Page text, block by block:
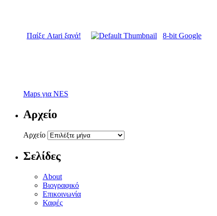
Παίξε Atari ξανά! 8-bit Google
Maps για NES
Αρχείο
Αρχείο
Σελίδες
About
Βιογραφικό
Επικοινωνία
Καφές